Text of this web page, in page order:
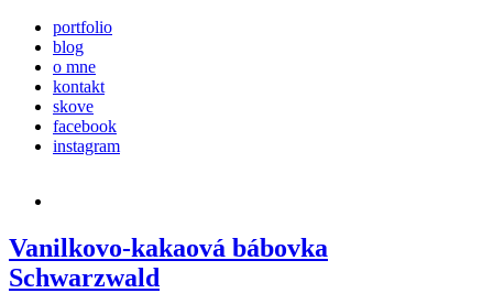
portfolio
blog
o mne
kontakt
skove
facebook
instagram
Vanilkovo-kakaová bábovka
Schwarzwald